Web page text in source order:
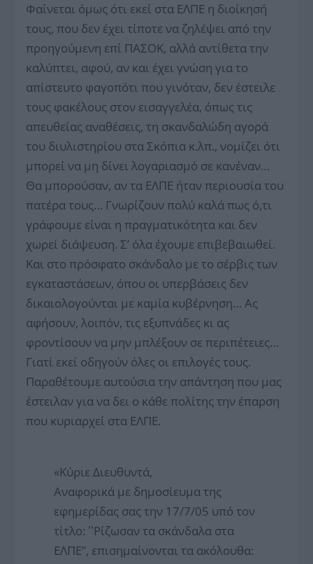
Φαίνεται όμως ότι εκεί στα ΕΛΠΕ η διοίκησή
τους, που δεν έχει τίποτε να ζηλέψει από την
προηγούμενη επί ΠΑΣΟΚ, αλλά αντίθετα την
καλύπτει, αφού, αν και έχει γνώση για το
απίστευτο φαγοπότι που γινόταν, δεν έστειλε
τους φακέλους στον εισαγγελέα, όπως τις
απευθείας αναθέσεις, τη σκανδαλώδη αγορά
του διυλιστηρίου στα Σκόπια κ.λπ., νομίζει ότι
μπορεί να μη δίνει λογαριασμό σε κανέναν…
Θα μπορούσαν, αν τα ΕΛΠΕ ήταν περιουσία του
πατέρα τους… Γνωρίζουν πολύ καλά πως ό,τι
γράφουμε είναι η πραγματικότητα και δεν
χωρεί διάψευση. Σ’ όλα έχουμε επιβεβαιωθεί.
Και στο πρόσφατο σκάνδαλο με το σέρβις των
εγκαταστάσεων, όπου οι υπερβάσεις δεν
δικαιολογούνται με καμία κυβέρνηση… Ας
αφήσουν, λοιπόν, τις εξυπνάδες κι ας
φροντίσουν να μην μπλέξουν σε περιπέτειες…
Γιατί εκεί οδηγούν όλες οι επιλογές τους.
Παραθέτουμε αυτούσια την απάντηση που μας
έστειλαν για να δει ο κάθε πολίτης την έπαρση
που κυριαρχεί στα ΕΛΠΕ.
«Κύριε Διευθυντά,
Αναφορικά με δημοσίευμα της
εφημερίδας σας την 17/7/05 υπό τον
τίτλο: ʽʽΡίζωσαν τα σκάνδαλα στα
ΕΛΠΕ”, επισημαίνονται τα ακόλουθα: